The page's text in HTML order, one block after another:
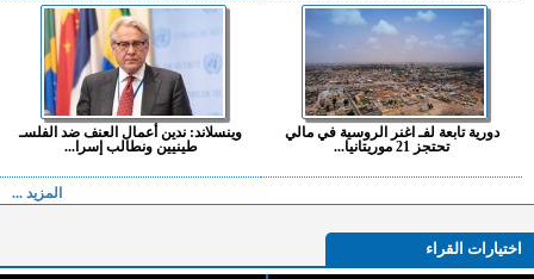
دورية تابعة لفـ اغنر الروسية في مالي
تحتجز 21 موريتانيا...
وينسلاند: ندين أعمال العنف ضد الفلسـ
طينيين ونطالب إسرا...
المزيد ...
اختيارات القراء